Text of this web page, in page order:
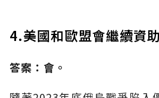
4.美國和歐盟會繼續資
答案：會。